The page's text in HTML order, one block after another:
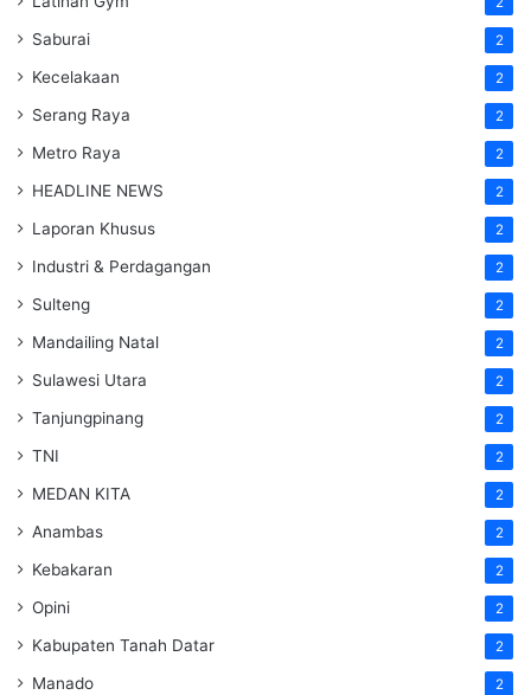
Saburai 2
Kecelakaan 2
Serang Raya 2
Metro Raya 2
HEADLINE NEWS 2
Laporan Khusus 2
Industri & Perdagangan 2
Sulteng 2
Mandailing Natal 2
Sulawesi Utara 2
Tanjungpinang 2
TNI 2
MEDAN KITA 2
Anambas 2
Kebakaran 2
Opini 2
Kabupaten Tanah Datar 2
Manado 2